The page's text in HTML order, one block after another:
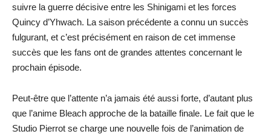
suivre la guerre décisive entre les Shinigami et les forces
Quincy d’Yhwach. La saison précédente a connu un succès
fulgurant, et c’est précisément en raison de cet immense
succès que les fans ont de grandes attentes concernant le
prochain épisode.
Peut-être que l’attente n’a jamais été aussi forte, d’autant plus
que l’anime Bleach approche de la bataille finale. Le fait que le
Studio Pierrot se charge une nouvelle fois de l’animation de